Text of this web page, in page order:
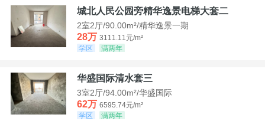
城北人民公园旁精华逸景电梯大套二
2室2厅/90.00m²/精华逸景一期
28万 3111.11元/m²
学区
满两年
华盛国际清水套三
3室2厅/94.00m²/华盛国际
62万 6595.74元/m²
学区
满两年